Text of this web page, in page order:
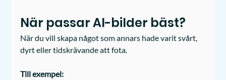
När passar AI-bilder bäst?
När du vill skapa något som annars hade varit svårt,
dyrt eller tidskrävande att fota.
Till exempel: